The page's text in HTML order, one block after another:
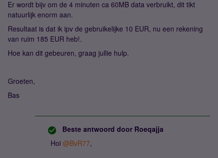
Er wordt bijv om de 4 minuten ca 60MB data verbruikt, dit tikt
natuurlijk enorm aan.
Resultaat is dat ik ipv de gebruikelijke 10 EUR, nu een rekening
van ruim 185 EUR heb!.
Hoe kan dit gebeuren, graag jullie hulp.
Groeten,
Bas
Beste antwoord door Roeqajja
Hoi @BvR77,